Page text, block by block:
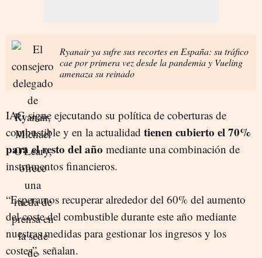
Ryanair ya sufre sus recortes en España: su tráfico
cae por primera vez desde la pandemia y Vueling
amenaza su reinado
IAG sigue ejecutando su política de coberturas de
combustible y en la actualidad tienen cubierto el 70%
para el resto del año mediante una combinación de
instrumentos financieros.
“Esperamos recuperar alrededor del 60% del aumento
del coste del combustible durante este año mediante
nuestras medidas para gestionar los ingresos y los
costes”, señalan.